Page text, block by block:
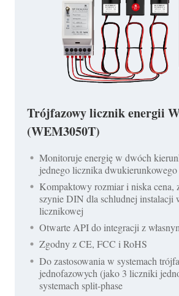
Trójfazowy licznik energii
(WEM3050T)
Monitoruje energię w dwóch
jednego licznika dwukierunkowego
Kompaktowy rozmiar i niska cena,
szynie DIN dla schludnej instalacji
licznikowej
Otwarte API do integracji z
Zgodny z CE, FCC i RoHS
Do zastosowania w systemach
jednofazowych (jako 3 liczniki
systemach split-phase